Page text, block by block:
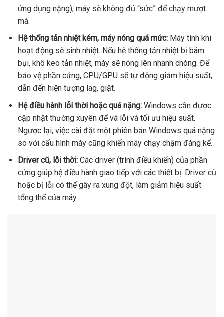
ứng dụng nặng), máy sẽ không đủ “sức” để chạy mượt
mà.
Hệ thống tản nhiệt kém, máy nóng quá mức:Máy tính khi
hoạt động sẽ sinh nhiệt. Nếu hệ thống tản nhiệt bị bám
bụi, khô keo tản nhiệt, máy sẽ nóng lên nhanh chóng. Để
bảo vệ phần cứng, CPU/GPU sẽ tự động giảm hiệu suất,
dẫn đến hiện tượng lag, giật.
Hệ điều hành lỗi thời hoặc quá nặng:Windows cần được
cập nhật thường xuyên để vá lỗi và tối ưu hiệu suất.
Ngược lại, việc cài đặt một phiên bản Windows quá nặng
so với cấu hình máy cũng khiến máy chạy chậm đáng kể.
Driver cũ, lỗi thời:Các driver (trình điều khiển) của phần
cứng giúp hệ điều hành giao tiếp với các thiết bị. Driver cũ
hoặc bị lỗi có thể gây ra xung đột, làm giảm hiệu suất
tổng thể của máy.